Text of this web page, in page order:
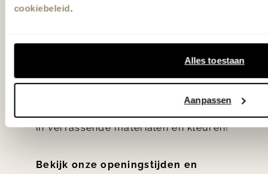
cookiebeleid.
Alles toestaan
Aanpassen
Wie kent het programma vtwonen
klassiekers en de nieuwste ontwerpen
in verrassende materialen en kleuren!
Bekijk onze openingstijden en